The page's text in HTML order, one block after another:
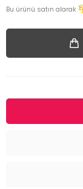
Bu ürünü satın alarak